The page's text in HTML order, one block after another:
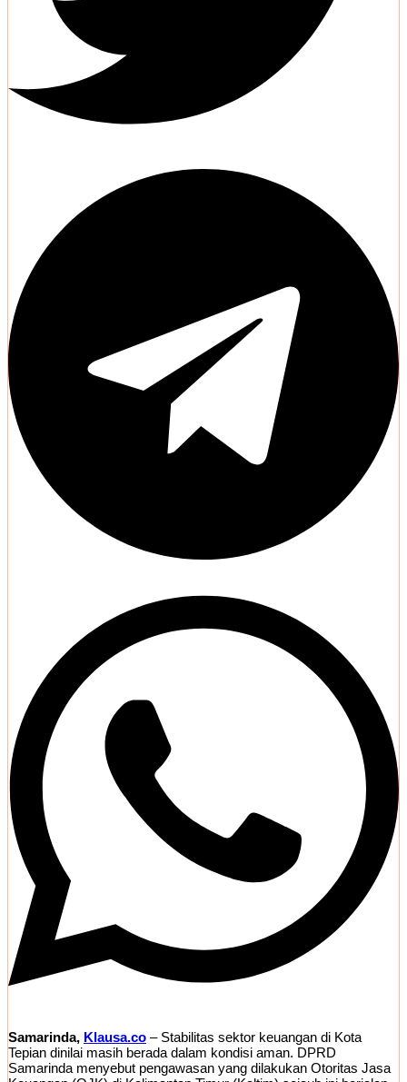
Samarinda, Klausa.co – Stabilitas sektor keuangan di Kota
Tepian dinilai masih berada dalam kondisi aman. DPRD
Samarinda menyebut pengawasan yang dilakukan Otoritas Jasa